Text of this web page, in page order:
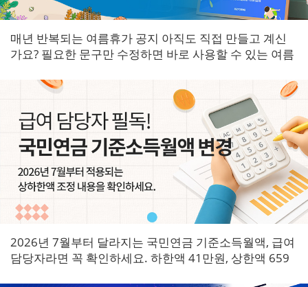
매년 반복되는 여름휴가 공지 아직도 직접 만들고 계신
가요? 필요한 문구만 수정하면 바로 사용할 수 있는 여름
2026년 7월부터 달라지는 국민연금 기준소득월액, 급여
담당자라면 꼭 확인하세요. 하한액 41만원, 상한액 659